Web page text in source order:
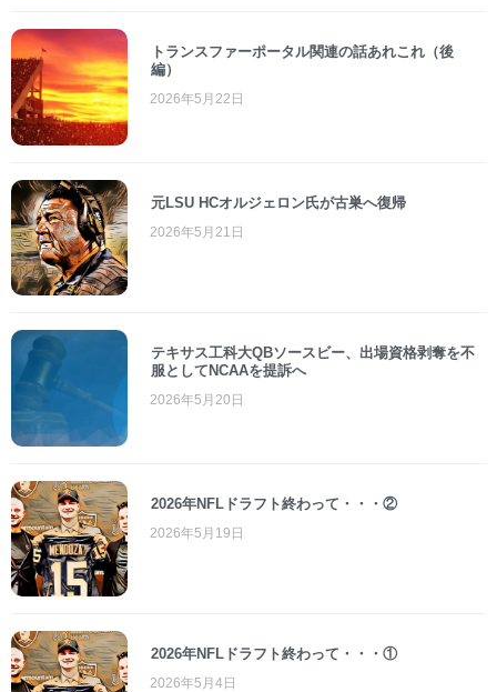
トランスファーポータル関連の話あれこれ（後
編）
2026年5月22日
元LSU HCオルジェロン氏が古巣へ復帰
2026年5月21日
テキサス工科大QBソースビー、出場資格剥奪を不
服としてNCAAを提訴へ
2026年5月20日
2026年NFLドラフト終わって・・・②
2026年5月19日
2026年NFLドラフト終わって・・・①
2026年5月4日